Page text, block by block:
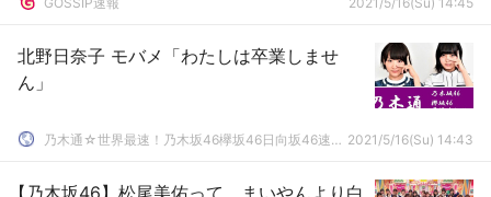
北野日奈子 モバメ「わたしは卒業しませ
ん」
乃木通☆世界最速！乃木坂46欅坂46日向坂46速報まとめ 2021/5/16(Su) 14:43
【乃木坂46】松尾美佑って、まいやんより白